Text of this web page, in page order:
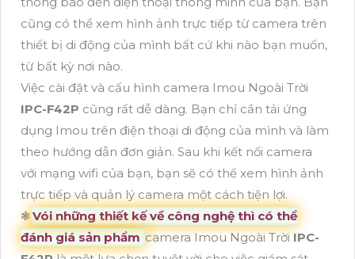
cũng có thể xem hình ảnh trực tiếp từ camera trên
thiết bị di động của mình bất cứ khi nào bạn muốn,
từ bất kỳ nơi nào.
Việc cài đặt và cấu hình camera Imou Ngoài Trời
IPC-F42P cũng rất dễ dàng. Bạn chỉ cần tải ứng
dụng Imou trên điện thoại di động của mình và làm
theo hướng dẫn đơn giản. Sau khi kết nối camera
với mạng wifi của bạn, bạn sẽ có thể xem hình ảnh
trực tiếp và quản lý camera một cách tiện lợi.
❃Vói những thiết kế về công nghệ thì có thể
đánh giá sản phẩmcamera Imou Ngoài TrờiIPC-